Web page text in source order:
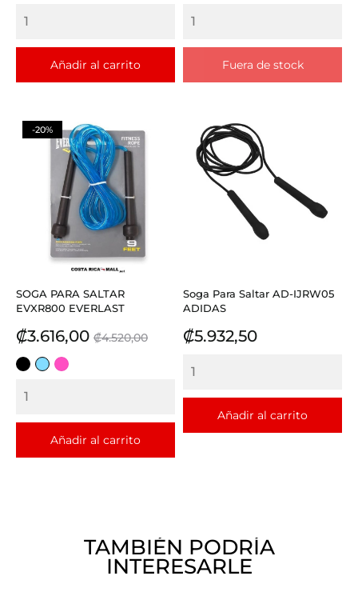
Añadir al carrito Fuera de stock
SOGA PARA SALTAR
EVXR800 EVERLAST
Precio
₡3.616,00 Precio
₡4.520,00
NEGRO
CELESTE
FUCSIA
Añadir al carrito
-20%
Soga Para Saltar AD-IJRW05
ADIDAS
Precio
₡5.932,50
Añadir al carrito
TAMBIÉN PODRÍA
INTERESARLE